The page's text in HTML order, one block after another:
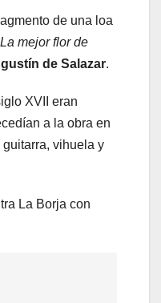
de una loa
La mejor flor de
de Salazar.
XVII eran
a la obra en
vihuela y
La Borja con